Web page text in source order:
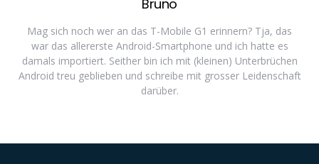
Bruno
Mag sich noch wer an das T-Mobile G1 erinnern? Tja, das
war das allererste Android-Smartphone und ich hatte es
damals importiert. Seither bin ich mit (kleinen) Unterbrüchen
Android treu geblieben und schreibe mit grosser Leidenschaft
darüber.